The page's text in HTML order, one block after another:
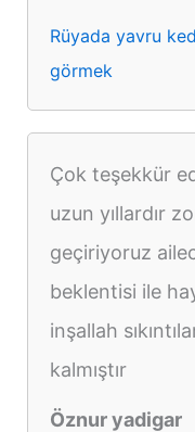
Rüyada yavru
görmek
Çok teşekkür
uzun yıllardır
geçiriyoruz
beklentisi ile
inşallah
kalmıştır
Öznur yadigar